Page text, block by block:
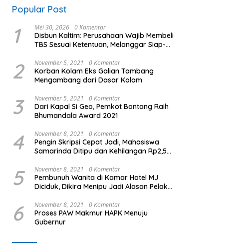
Popular Post
1 Mei 30, 2026 0 Komentar
Disbun Kaltim: Perusahaan Wajib Membeli
TBS Sesuai Ketentuan, Melanggar Siap-
2 November 5, 2021 0 Komentar
Korban Kolam Eks Galian Tambang
Mengambang dari Dasar Kolam
3 November 5, 2021 0 Komentar
Dari Kapal Si Geo, Pemkot Bontang Raih
Bhumandala Award 2021
4 November 8, 2021 0 Komentar
Pengin Skripsi Cepat Jadi, Mahasiswa
Samarinda Ditipu dan Kehilangan Rp2,5
5 November 8, 2021 0 Komentar
Pembunuh Wanita di Kamar Hotel MJ
Diciduk, Dikira Menipu Jadi Alasan Pelaku
6 November 8, 2021 0 Komentar
Proses PAW Makmur HAPK Menuju
Gubernur